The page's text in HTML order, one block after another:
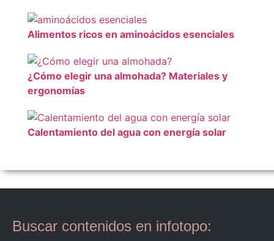
Alimentos ricos en aminoácidos esenciales
¿Cómo elegir una almohada? Materiales y
ergonomías
Calentamiento del agua con energía solar
Buscar contenidos en infotopo: